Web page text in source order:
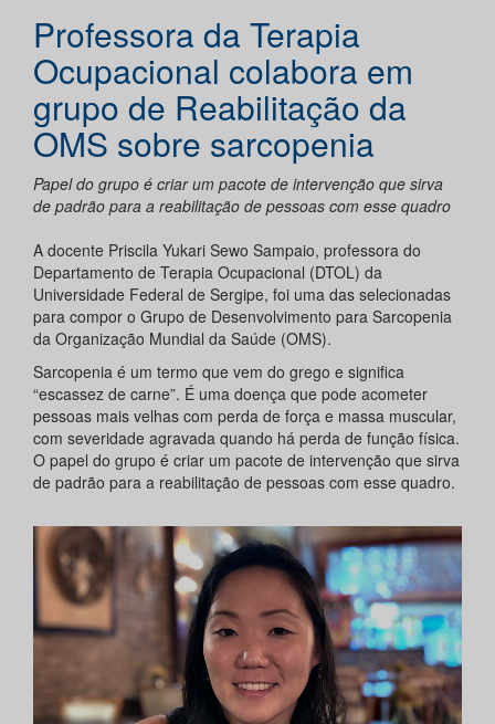
Professora da Terapia
Ocupacional colabora em
grupo de Reabilitação da
OMS sobre sarcopenia
Papel do grupo é criar um pacote de intervenção que sirva
de padrão para a reabilitação de pessoas com esse quadro
A docente Priscila Yukari Sewo Sampaio, professora do
Departamento de Terapia Ocupacional (DTOL) da
Universidade Federal de Sergipe, foi uma das selecionadas
para compor o Grupo de Desenvolvimento para Sarcopenia
da Organização Mundial da Saúde (OMS).
Sarcopenia é um termo que vem do grego e significa
“escassez de carne”. É uma doença que pode acometer
pessoas mais velhas com perda de força e massa muscular,
com severidade agravada quando há perda de função física.
O papel do grupo é criar um pacote de intervenção que sirva
de padrão para a reabilitação de pessoas com esse quadro.